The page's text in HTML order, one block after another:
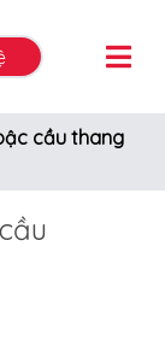
cầu thang